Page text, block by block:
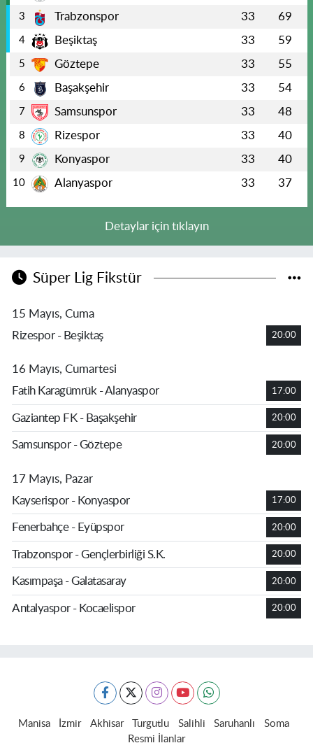
3 Trabzonspor 33 69
4 Beşiktaş 33 59
5 Göztepe 33 55
6 Başakşehir 33 54
7 Samsunspor 33 48
8 Rizespor 33 40
9 Konyaspor 33 40
10 Alanyaspor 33 37
Detaylar için tıklayın
Süper Lig Fikstür
15 Mayıs, Cuma
Rizespor - Beşiktaş
20:00
16 Mayıs, Cumartesi
Fatih Karagümrük - Alanyaspor
17:00
Gaziantep FK - Başakşehir 20:00
Samsunspor - Göztepe 20:00
17 Mayıs, Pazar
Kayserispor - Konyaspor
17:00
Fenerbahçe - Eyüpspor 20:00
Trabzonspor - Gençlerbirliği S.K. 20:00
Kasımpaşa - Galatasaray 20:00
Antalyaspor - Kocaelispor 20:00
Manisa İzmir Akhisar Turgutlu Salihli Saruhanlı
Soma
Resmi İlanlar